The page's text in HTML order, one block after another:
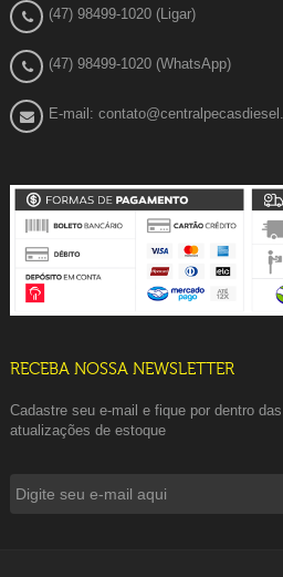
(47) 98499-1020 (Ligar)
(47) 98499-1020 (WhatsApp)
E-mail:
RECEBA NOSSA NEWSLETTER
Cadastre seu e-mail e fique por dentro
atualizações de estoque